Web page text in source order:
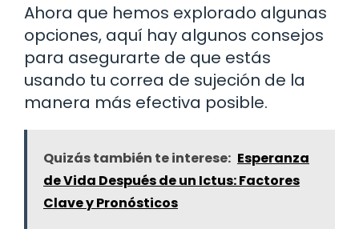
Ahora que hemos explorado algunas
opciones, aquí hay algunos consejos
para asegurarte de que estás
usando tu correa de sujeción de la
manera más efectiva posible.
Quizás también te interese: Esperanza
de Vida Después de un Ictus: Factores
Clave y Pronósticos